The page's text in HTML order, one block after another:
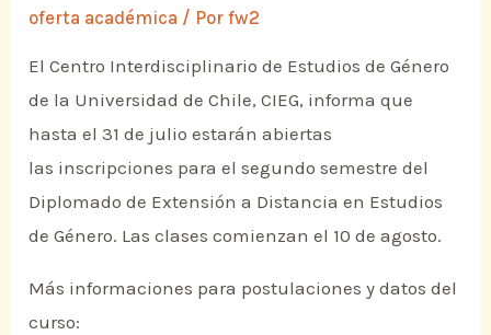
oferta académica / Porfw2
El Centro Interdisciplinario de Estudios de Género
de la Universidad de Chile, CIEG, informa que
hasta el 31 de julio estarán abiertas
las inscripciones para el segundo semestre del
Diplomado de Extensión a Distancia en Estudios
de Género. Las clases comienzan el 10 de agosto.
Más informaciones para postulaciones y datos del
curso: